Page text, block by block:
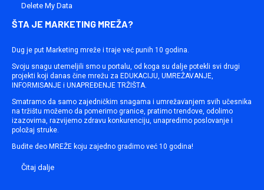
Delete My Data
ŠTA JE MARKETING MREŽA?
Dug je put Marketing mreže i traje već punih 10 godina.
Svoju snagu utemeljili smo u portalu, od koga su dalje potekli svi drugi
projekti koji danas čine mrežu za EDUKACIJU, UMREŽAVANJE,
INFORMISANJE i UNAPREĐENJE TRŽIŠTA.
Smatramo da samo zajedničkim snagama i umrežavanjem svih učesnika
na tržištu možemo da pomerimo granice, pratimo trendove, odolimo
izazovima, razvijemo zdravu konkurenciju, unapredimo poslovanje i
položaj struke.
Budite deo MREŽE koju zajedno gradimo već 10 godina!
Čitaj dalje